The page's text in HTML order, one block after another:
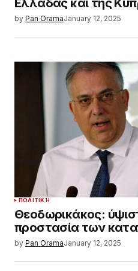
Ελλάδας και της
by Pan OramaJanuary 12, 2025
ΠΟΛΙΤΙΚΉ
Θεοδωρικάκος:
προστασία των
by Pan OramaJanuary 12, 2025